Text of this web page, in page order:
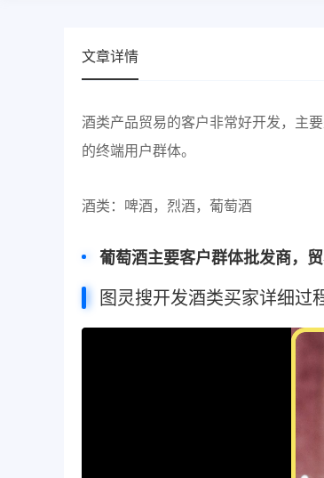
文章详情
酒类产品贸易的客户非常好开发，主
的终端用户群体。
酒类：啤酒，烈酒，葡萄酒
葡萄酒主要客户群体批发商，贸
图灵搜开发酒类买家详细过